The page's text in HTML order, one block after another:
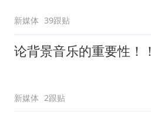
新媒体 39跟贴
论背景音乐的重要性！！
新媒体 2跟贴